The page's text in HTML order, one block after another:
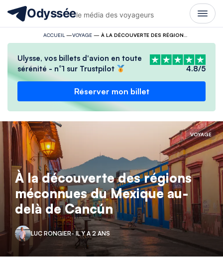
Odysséele média des voyageurs
ACCUEIL —VOYAGE—
Ulysse, vos billets d'avion en toute
sérénité - n°1 sur Trustpilot
4.8/5
Réserver mon billet
VOYAGE
À la découverte des régions
méconnues du Mexique au-
delà de Cancún
LUC RONGIER- IL Y A 2 ANS